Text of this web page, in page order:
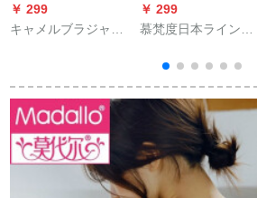
￥ 299
キャメルブラジャリ
す。ブラベベル式bra
Front
pa.con.ph.ph.ph.jp.pa.con。
￥ 299
慕梵度日本ラインナ
イズの太さっていう
mmノ-ワイヤ寄せ付
けられます。ブラ耐
冲撃ブラの大きな胸
の形が200斤の形が见
えない大きなサズの
ランニングベストで